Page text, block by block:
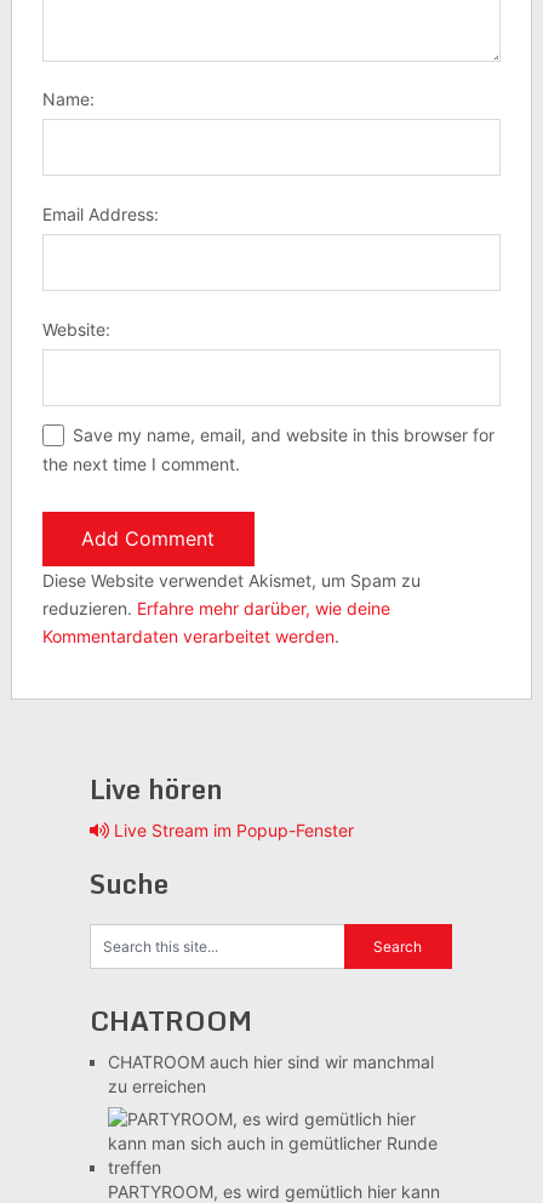
Name:
Email Address:
Website:
Save my name, email, and website in this browser for
the next time I comment.
Diese Website verwendet Akismet, um Spam zu
reduzieren. Erfahre mehr darüber, wie deine
Kommentardaten verarbeitet werden.
Live hören
Live Stream im Popup-Fenster
Suche
CHATROOM
CHATROOMauch hier sind wir manchmal
zu erreichen
PARTYROOM, es wird gemütlichhier kann